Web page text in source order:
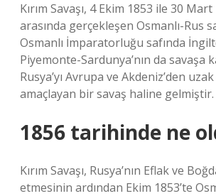
Kırım Savaşı, 4 Ekim 1853 ile 30
arasında gerçekleşen Osmanlı-Rus
Osmanlı İmparatorluğu safında
Piyemonte-Sardunya’nın da savaşa
Rusya’yı Avrupa ve Akdeniz’den
amaçlayan bir savaş haline gelmiştir.
1856 tarihinde ne
Kırım Savaşı, Rusya’nın Eflak ve
etmesinin ardından Ekim 1853’te